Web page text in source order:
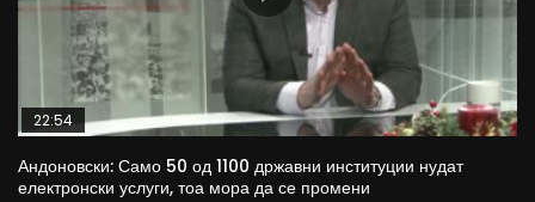
22:54
Андоновски: Само 50 од 1100 државни институции нудат
електронски услуги, тоа мора да се промени